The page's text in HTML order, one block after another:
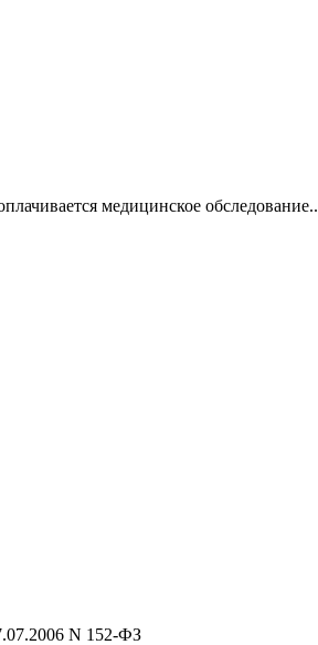
медицинское обследование..
N 152-ФЗ